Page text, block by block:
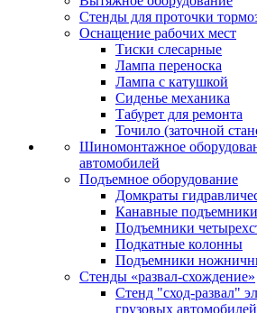
Стенды для проточки
Оснащение рабочих мест
Тиски слесарные
Лампа переноска
Лампа с катушкой
Сиденье механика
Табурет для ремонта
Точило (заточной
Шиномонтажное
автомобилей
Подъемное оборудование
Домкраты
Канавные
Подъемники
Подкатные колонны
Подъемники
Стенды «развал-схождение»
Стенд "сход-развал"
грузовых автомобилей